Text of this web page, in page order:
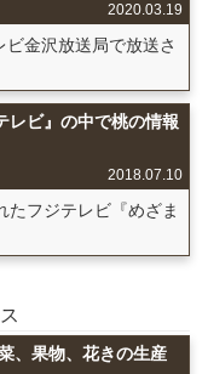
2020.03.19
金沢放送局で放送さ
レビ』の中で桃の情報
2018.07.10
フジテレビ『めざま
、果物、花きの生産